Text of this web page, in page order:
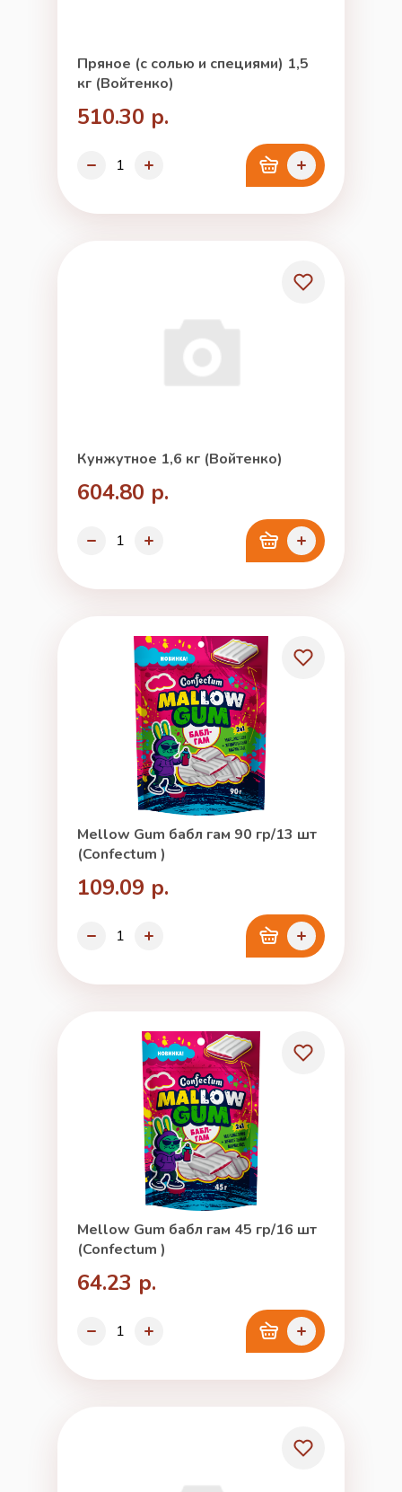
Пряное (с солью и специями) 1,5
кг (Войтенко)
510.30 р.
Кунжутное 1,6 кг (Войтенко)
604.80 р.
Mellow Gum бабл гам 90 гр/13 шт
(Confectum )
109.09 р.
Mellow Gum бабл гам 45 гр/16 шт
(Confectum )
64.23 р.